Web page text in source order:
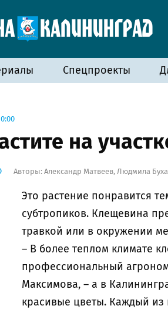
Спецпроекты
на
Авторы: Александр Матвеев, Людмила
Это растение понравится
субтропиков. Клещевина
травкой или в окружении
– В более теплом климате
профессиональный
Максимова, – а в
красивые цветы. Каждый из